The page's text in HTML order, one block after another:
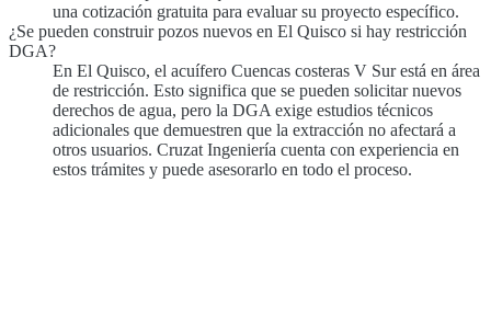
una cotización gratuita para evaluar su proyecto específico.
¿Se pueden construir pozos nuevos en El Quisco si hay restricción
DGA?
En El Quisco, el acuífero Cuencas costeras V Sur está en área
de restricción. Esto significa que se pueden solicitar nuevos
derechos de agua, pero la DGA exige estudios técnicos
adicionales que demuestren que la extracción no afectará a
otros usuarios. Cruzat Ingeniería cuenta con experiencia en
estos trámites y puede asesorarlo en todo el proceso.